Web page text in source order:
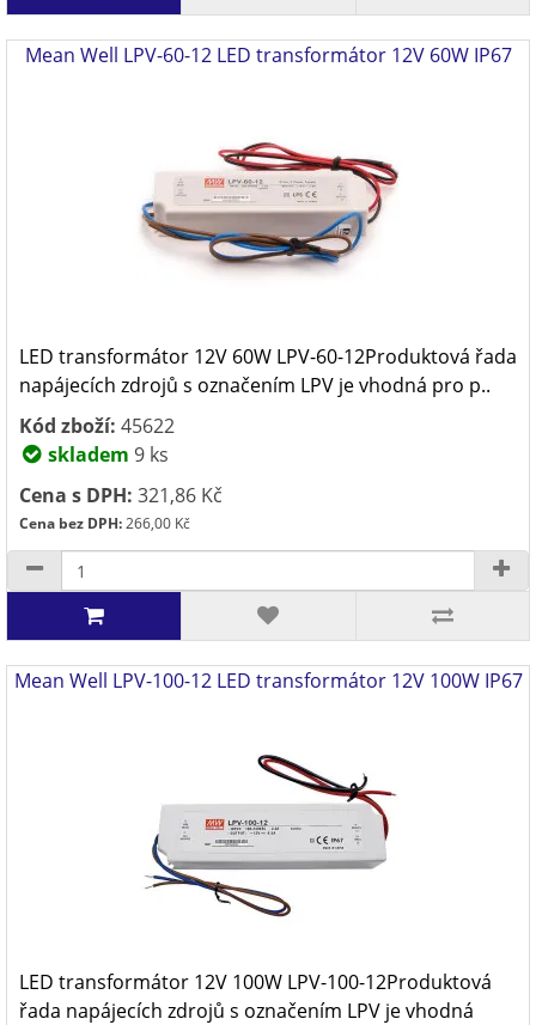
Mean Well LPV-60-12 LED transformátor 12V 60W IP67
LED transformátor 12V 60W LPV-60-12Produktová řada
napájecích zdrojů s označením LPV je vhodná pro p..
Kód zboží: 45622
skladem 9 ks
Cena s DPH: 321,86 Kč
Cena bez DPH:266,00 Kč
Mean Well LPV-100-12 LED transformátor 12V 100W IP67
LED transformátor 12V 100W LPV-100-12Produktová
řada napájecích zdrojů s označením LPV je vhodná